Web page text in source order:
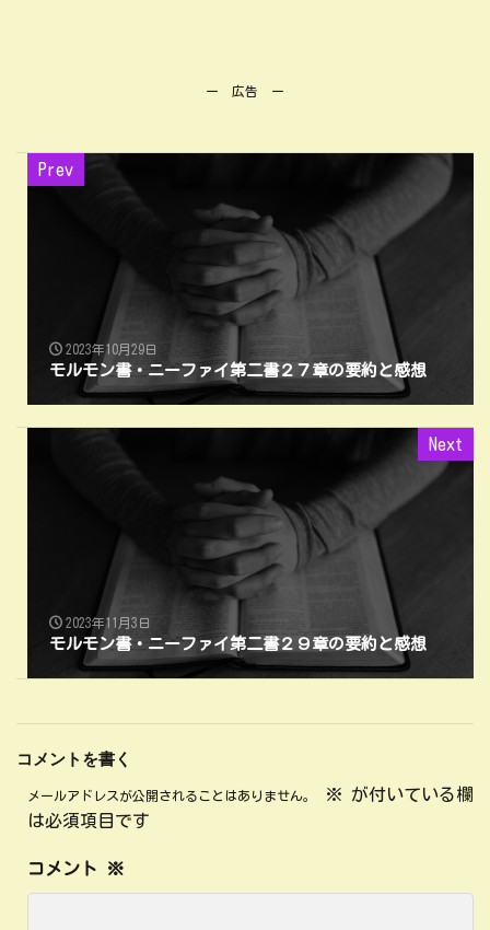
ー 広告 ー
Prev
2023年10月29日
モルモン書・ニーファイ第二書２７章の要約と感想
Next
2023年11月3日
モルモン書・ニーファイ第二書２９章の要約と感想
コメントを書く
メールアドレスが公開されることはありません。 ※ が付いている欄
は必須項目です
コメント ※